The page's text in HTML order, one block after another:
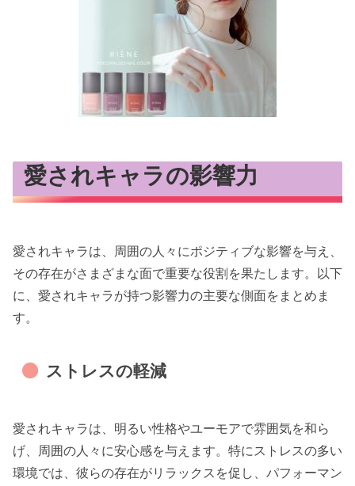
愛されキャラの影響力
愛されキャラは、周囲の人々にポジティブな影響を与え、
その存在がさまざまな面で重要な役割を果たします。以下
に、愛されキャラが持つ影響力の主要な側面をまとめま
す。
ストレスの軽減
愛されキャラは、明るい性格やユーモアで雰囲気を和ら
げ、周囲の人々に安心感を与えます。特にストレスの多い
環境では、彼らの存在がリラックスを促し、パフォーマン